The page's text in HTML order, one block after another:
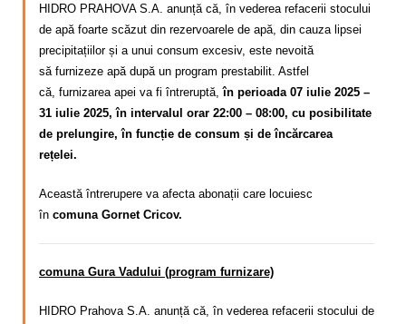
HIDRO PRAHOVA S.A. anunță că, în vederea refacerii stocului
de apă foarte scăzut din rezervoarele de apă, din cauza lipsei
precipitațiilor și a unui consum excesiv, este nevoită
să furnizeze apă după un program prestabilit. Astfel
că, furnizarea apei va fi întreruptă,în perioada 07 iulie 2025 –
31 iulie 2025, în intervalul orar 22:00 – 08:00, cu posibilitate
de prelungire, în funcție de consum și de încărcarea
rețelei.
Această întrerupere va afecta abonații care locuiesc
în comuna Gornet Cricov.
comuna Gura Vadului (program furnizare)
HIDRO Prahova S.A. anunță că, în vederea refacerii stocului de